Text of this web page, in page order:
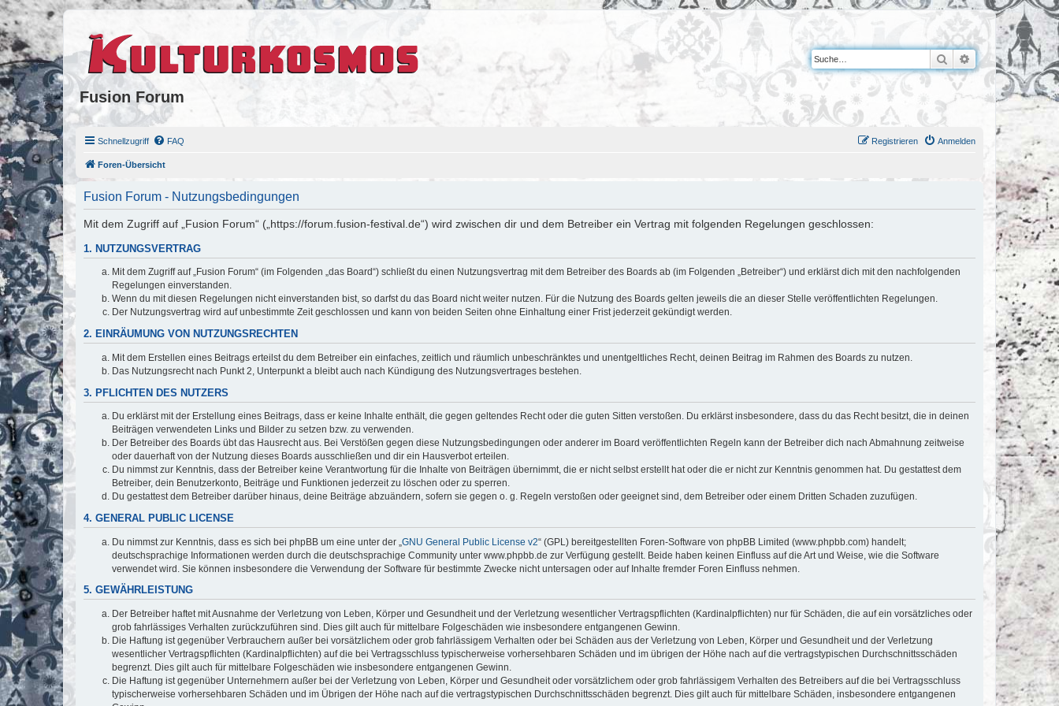
Fusion Forum
Suche Erweiterte Suche
Schnellzugriff FAQ Anmelden
Registrieren
Foren-Übersicht
Fusion Forum - Nutzungsbedingungen
Mit dem Zugriff auf „Fusion Forum“ („https://forum.fusion-festival.de“) wird zwischen dir und dem Betreiber ein Vertrag mit folgenden Regelungen geschlossen:
1. NUTZUNGSVERTRAG
Mit dem Zugriff auf „Fusion Forum“ (im Folgenden „das Board“) schließt du einen Nutzungsvertrag mit dem Betreiber des Boards ab (im Folgenden „Betreiber“) und erklärst dich mit den nachfolgenden
Regelungen einverstanden.
Wenn du mit diesen Regelungen nicht einverstanden bist, so darfst du das Board nicht weiter nutzen. Für die Nutzung des Boards gelten jeweils die an dieser Stelle veröffentlichten Regelungen.
Der Nutzungsvertrag wird auf unbestimmte Zeit geschlossen und kann von beiden Seiten ohne Einhaltung einer Frist jederzeit gekündigt werden.
2. EINRÄUMUNG VON NUTZUNGSRECHTEN
Mit dem Erstellen eines Beitrags erteilst du dem Betreiber ein einfaches, zeitlich und räumlich unbeschränktes und unentgeltliches Recht, deinen Beitrag im Rahmen des Boards zu nutzen.
Das Nutzungsrecht nach Punkt 2, Unterpunkt a bleibt auch nach Kündigung des Nutzungsvertrages bestehen.
3. PFLICHTEN DES NUTZERS
Du erklärst mit der Erstellung eines Beitrags, dass er keine Inhalte enthält, die gegen geltendes Recht oder die guten Sitten verstoßen. Du erklärst insbesondere, dass du das Recht besitzt, die in deinen
Beiträgen verwendeten Links und Bilder zu setzen bzw. zu verwenden.
Der Betreiber des Boards übt das Hausrecht aus. Bei Verstößen gegen diese Nutzungsbedingungen oder anderer im Board veröffentlichten Regeln kann der Betreiber dich nach Abmahnung zeitweise
oder dauerhaft von der Nutzung dieses Boards ausschließen und dir ein Hausverbot erteilen.
Du nimmst zur Kenntnis, dass der Betreiber keine Verantwortung für die Inhalte von Beiträgen übernimmt, die er nicht selbst erstellt hat oder die er nicht zur Kenntnis genommen hat. Du gestattest dem
Betreiber, dein Benutzerkonto, Beiträge und Funktionen jederzeit zu löschen oder zu sperren.
Du gestattest dem Betreiber darüber hinaus, deine Beiträge abzuändern, sofern sie gegen o. g. Regeln verstoßen oder geeignet sind, dem Betreiber oder einem Dritten Schaden zuzufügen.
4. GENERAL PUBLIC LICENSE
Du nimmst zur Kenntnis, dass es sich bei phpBB um eine unter der „ GNU General Public License v2“ (GPL) bereitgestellten Foren-Software von phpBB Limited (www.phpbb.com) handelt;
deutschsprachige Informationen werden durch die deutschsprachige Community unter www.phpbb.de zur Verfügung gestellt. Beide haben keinen Einfluss auf die Art und Weise, wie die Software
verwendet wird. Sie können insbesondere die Verwendung der Software für bestimmte Zwecke nicht untersagen oder auf Inhalte fremder Foren Einfluss nehmen.
5. GEWÄHRLEISTUNG
Der Betreiber haftet mit Ausnahme der Verletzung von Leben, Körper und Gesundheit und der Verletzung wesentlicher Vertragspflichten (Kardinalpflichten) nur für Schäden, die auf ein vorsätzliches oder
grob fahrlässiges Verhalten zurückzuführen sind. Dies gilt auch für mittelbare Folgeschäden wie insbesondere entgangenen Gewinn.
Die Haftung ist gegenüber Verbrauchern außer bei vorsätzlichem oder grob fahrlässigem Verhalten oder bei Schäden aus der Verletzung von Leben, Körper und Gesundheit und der Verletzung
wesentlicher Vertragspflichten (Kardinalpflichten) auf die bei Vertragsschluss typischerweise vorhersehbaren Schäden und im übrigen der Höhe nach auf die vertragstypischen Durchschnittsschäden
begrenzt. Dies gilt auch für mittelbare Folgeschäden wie insbesondere entgangenen Gewinn.
Die Haftung ist gegenüber Unternehmern außer bei der Verletzung von Leben, Körper und Gesundheit oder vorsätzlichem oder grob fahrlässigem Verhalten des Betreibers auf die bei Vertragsschluss
typischerweise vorhersehbaren Schäden und im Übrigen der Höhe nach auf die vertragstypischen Durchschnittsschäden begrenzt. Dies gilt auch für mittelbare Schäden, insbesondere entgangenen